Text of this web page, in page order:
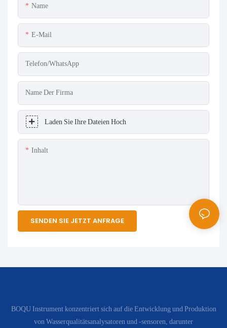
Name
E-Mail
Telefon/WhatsApp
Name Der Firma
Laden Sie Ihre Dateien Hoch
Inhalt
SENDEN SIE JETZT ANFRAGE
BOQU Instrument konzentriert sich auf die Entwicklung und Produktion
von Wasserqualitätsanalysatoren und -sensoren, darunter